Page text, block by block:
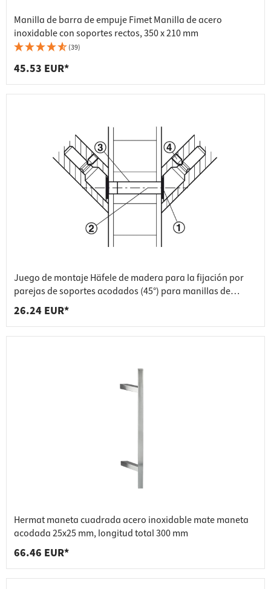
Manilla de barra de empuje Fimet Manilla de acero
inoxidable con soportes rectos, 350 x 210 mm
(39)
45.53 EUR*
Juego de montaje Häfele de madera para la fijación por
parejas de soportes acodados (45°) para manillas de
puerta modelo PH 1122, 35-50 mm
26.24 EUR*
Hermat maneta cuadrada acero inoxidable mate maneta
acodada 25x25 mm, longitud total 300 mm
66.46 EUR*